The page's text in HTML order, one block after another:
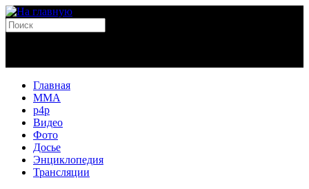
Главная
MMA
p4p
Видео
Фото
Досье
Энциклопедия
Трансляции